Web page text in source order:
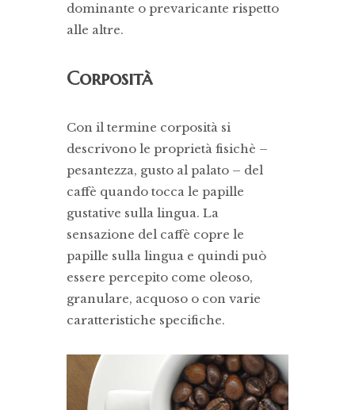
dominante o prevaricante rispetto
alle altre.
Corposità
Con il termine corposità si
descrivono le proprietà fisichè –
pesantezza, gusto al palato – del
caffè quando tocca le papille
gustative sulla lingua. La
sensazione del caffè copre le
papille sulla lingua e quindi può
essere percepito come oleoso,
granulare, acquoso o con varie
caratteristiche specifiche.